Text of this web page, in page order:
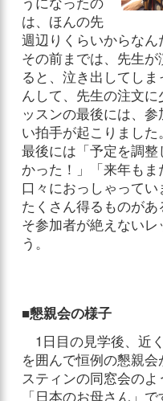
は、ほんの先
週辺りくらいからなん
その前までは、先生
ると、泣き出してし
んして、先生の注文
ッスンの最後には、
い拍手が起こりました。
最後には「予定を調
かった！」「来年も
口々におっしゃって
たくさん得るものが
そ参加者が絶えない
う。
■懇親会の様子
1日目の見学後、近
を囲んで恒例の懇親
スティンの同窓会の
「日本のお母さん」